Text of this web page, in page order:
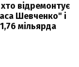
відремонтує
Шевченко" і
мільярда